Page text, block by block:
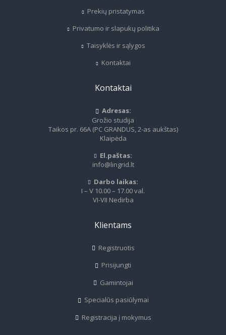
Prekių pristatymas
Privatumo ir slapukų politika
Taisyklės ir sąlygos
Kontaktai
Kontaktai
Adresas:
Grožio studija
Taikos pr. 66A (PC GRANDUS, 2-as aukštas)
Klaipėda
El.paštas:
info@lingrid.lt
Darbo laikas:
I – V 10.00 – 17.00 val.
VI-VII Nedirba
Klientams
Registruotis
Prisijungti
Gamintojai
Specialūs pasiūlymai
Registracija į mokymus